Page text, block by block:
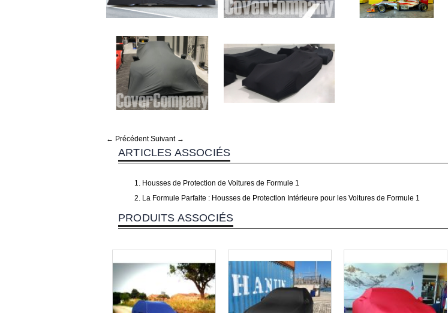
← Précédent Suivant →
ARTICLES ASSOCIÉS
Housses de Protection de Voitures de Formule 1
La Formule Parfaite : Housses de Protection Intérieure pour les Voitures de Formule 1
PRODUITS ASSOCIÉS